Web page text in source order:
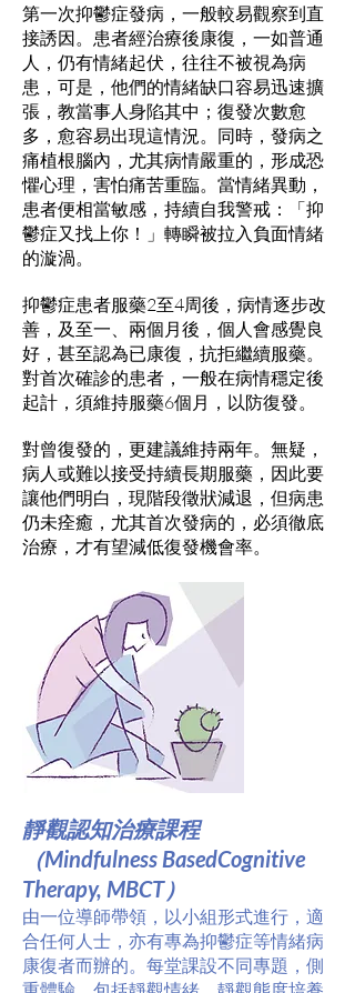
第一次抑鬱症發病，一般較易觀察到直
接誘因。患者經治療後康復，一如普通
人，仍有情緒起伏，往往不被視為病
患，可是，他們的情緒缺口容易迅速擴
張，教當事人身陷其中；復發次數愈
多，愈容易出現這情況。同時，發病之
痛植根腦內，尤其病情嚴重的，形成恐
懼心理，害怕痛苦重臨。當情緒異動，
患者便相當敏感，持續自我警戒：「抑
鬱症又找上你！」轉瞬被拉入負面情緒
的漩渦。
抑鬱症患者服藥2至4周後，病情逐步改
善，及至一、兩個月後，個人會感覺良
好，甚至認為已康復，抗拒繼續服藥。
對首次確診的患者，一般在病情穩定後
起計，須維持服藥6個月，以防復發。
對曾復發的，更建議維持兩年。無疑，
病人或難以接受持續長期服藥，因此要
讓他們明白，現階段徵狀減退，但病患
仍未痊癒，尤其首次發病的，必須徹底
治療，才有望減低復發機會率。
靜觀認知治療課程
（Mindfulness BasedCognitive
Therapy, MBCT）
由一位導師帶領，以小組形式進行，適
合任何人士，亦有專為抑鬱症等情緒病
康復者而辦的。每堂課設不同專題，側